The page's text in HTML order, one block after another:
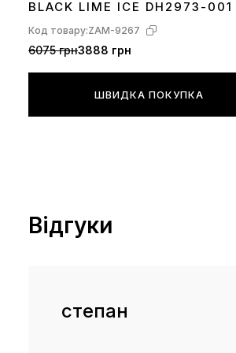
BLACK LIME ICE DH2973-001
Код товару:ZAM-9267
6075 грн3888 грн
ШВИДКА ПОКУПКА
Відгуки
степан